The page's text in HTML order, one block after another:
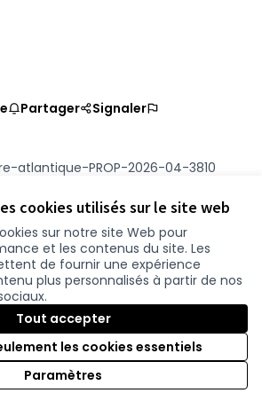
cookies utilisés sur le site web
sur notre site Web pour
et les contenus du site. Les
de fournir une expérience
plus personnalisés à partir de nos
Tout accepter
les cookies essentiels
Paramètres
Partager Signaler
atlantique-PROP-2026-04-3810
l'empreinte numérique
sur Facebook
sur Instagram
atlantique.fr sur YouTube
logiciel libre Decidim .
Licence
(Lien